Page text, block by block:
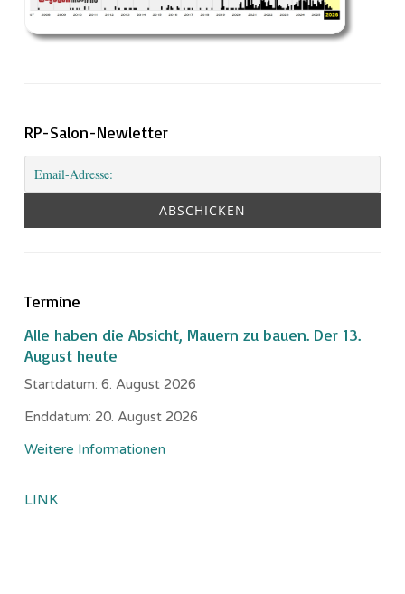
RP-Salon-Newletter
Termine
Alle haben die Absicht, Mauern zu bauen. Der 13.
August heute
Startdatum: 6. August 2026
Enddatum: 20. August 2026
Weitere Informationen
LINK